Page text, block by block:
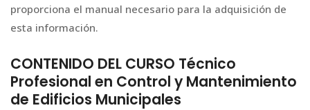
proporciona el manual necesario para la adquisición de
esta información.
CONTENIDO DEL CURSO Técnico
Profesional en Control y Mantenimiento
de Edificios Municipales